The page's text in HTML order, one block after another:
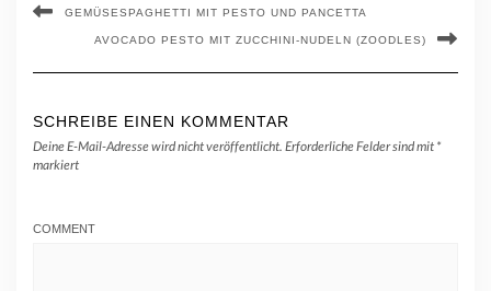
GEMÜSESPAGHETTI MIT PESTO UND PANCETTA
AVOCADO PESTO MIT ZUCCHINI-NUDELN (ZOODLES)
SCHREIBE EINEN KOMMENTAR
Deine E-Mail-Adresse wird nicht veröffentlicht. Erforderliche Felder sind mit *
markiert
COMMENT